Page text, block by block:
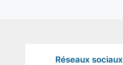
Réseaux sociaux